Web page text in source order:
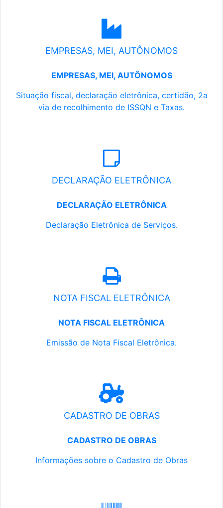
EMPRESAS, MEI, AUTÔNOMOS
EMPRESAS, MEI, AUTÔNOMOS
Situação fiscal, declaração eletrônica, certidão, 2a
via de recolhimento de ISSQN e Taxas.
DECLARAÇÃO ELETRÔNICA
DECLARAÇÃO ELETRÔNICA
Declaração Eletrônica de Serviços.
NOTA FISCAL ELETRÔNICA
NOTA FISCAL ELETRÔNICA
Emissão de Nota Fiscal Eletrônica.
CADASTRO DE OBRAS
CADASTRO DE OBRAS
Informações sobre o Cadastro de Obras